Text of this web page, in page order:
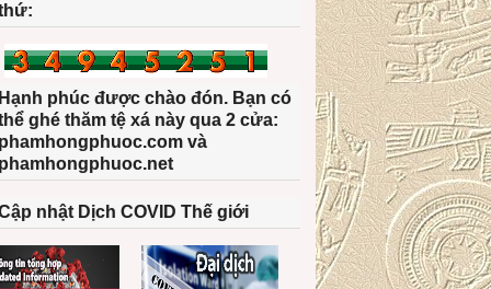
phúc được chào đón. Bạn có
ghé thăm tệ xá này qua 2 cửa:
và
nhật Dịch COVID Thế giới